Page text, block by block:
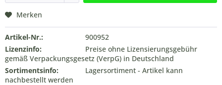
Merken
Artikel-Nr.:
900952
Lizenzinfo:
Preise ohne Lizensierungsgebühr
gemäß Verpackungsgesetz (VerpG) in Deutschland
Sortimentsinfo:
Lagersortiment - Artikel kann
nachbestellt werden